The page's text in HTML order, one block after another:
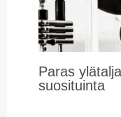
Paras
suosituinta